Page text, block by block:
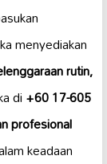
menyediakan
rutin,
di+60 17-605
profesional
keadaan